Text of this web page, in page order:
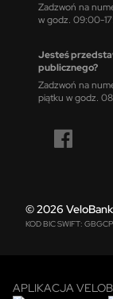
Zadzwoń na
w godz. 09:00-
Jesteś
publicznego?
Zadzwoń na
piątku w godz.
© 2026
KOD BIC SWIFT:
APLIKACJA